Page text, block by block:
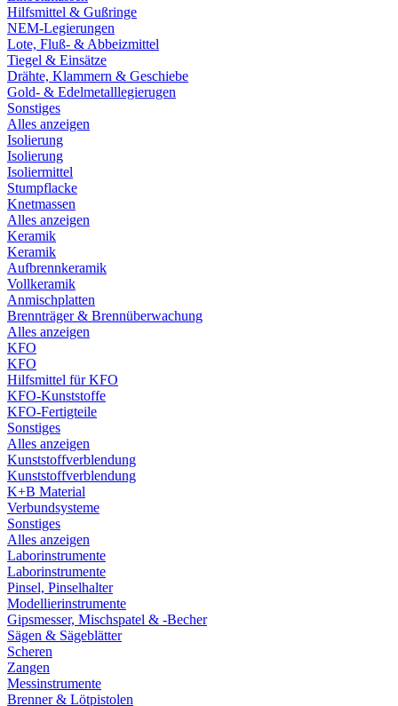
Hilfsmittel & Gußringe
NEM-Legierungen
Lote, Fluß- & Abbeizmittel
Tiegel & Einsätze
Drähte, Klammern & Geschiebe
Gold- & Edelmetalllegierugen
Sonstiges
Alles anzeigen
Isolierung
Isolierung
Isoliermittel
Stumpflacke
Knetmassen
Alles anzeigen
Keramik
Keramik
Aufbrennkeramik
Vollkeramik
Anmischplatten
Brennträger & Brennüberwachung
Alles anzeigen
KFO
KFO
Hilfsmittel für KFO
KFO-Kunststoffe
KFO-Fertigteile
Sonstiges
Alles anzeigen
Kunststoffverblendung
Kunststoffverblendung
K+B Material
Verbundsysteme
Sonstiges
Alles anzeigen
Laborinstrumente
Laborinstrumente
Pinsel, Pinselhalter
Modellierinstrumente
Gipsmesser, Mischspatel & -Becher
Sägen & Sägeblätter
Scheren
Zangen
Messinstrumente
Brenner & Lötpistolen